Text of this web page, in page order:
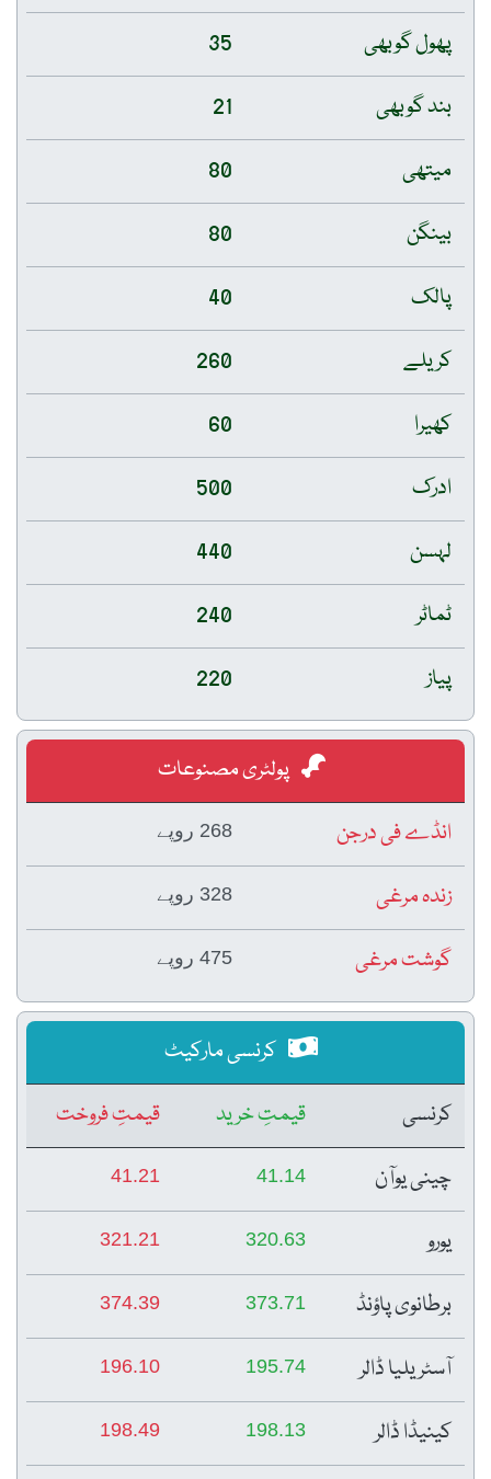
پھول گوبھی
35
بند گوبھی
21
میتھی
80
بینگن
80
پالک
40
کریلے
260
کھیرا
60
ادرک
500
لہسن
440
ٹماٹر
240
پیاز
220
پولٹری مصنوعات
انڈے فی درجن
268 روپے
زندہ مرغی 328 روپے
گوشت مرغی 475 روپے
کرنسی مارکیٹ
کرنسی
قیمتِ خرید
قیمتِ فروخت
چینی یوآن
41.14
41.21
یورو 320.63
321.21
برطانوی پاؤنڈ 373.71
374.39
آسٹریلیا ڈالر 195.74
196.10
کینیڈا ڈالر 198.13
198.49